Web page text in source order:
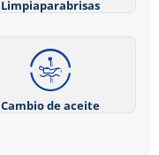
Limpiaparabrisas
Cambio de aceite